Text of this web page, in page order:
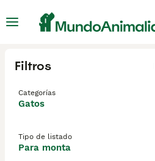
Filtros
Categorías
Gatos
Tipo de listado
Para monta